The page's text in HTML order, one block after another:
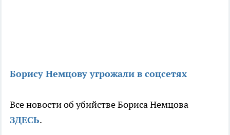
Борису Немцову угрожали в соцсетях
Все новости об убийстве Бориса Немцова
ЗДЕСЬ.